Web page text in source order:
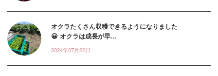
オクラたくさん収穫できるようになりました
😀 オクラは成長が早...
2024年07月22日